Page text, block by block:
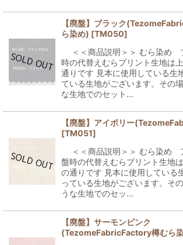
【廃盤】ブラック
ら染め) [TM050]
＜＜商品説明＞＞ むら染め
時の代替えむらプリント生地は
通りです 見本に使用している生
ている生地がございます。その
な生地でのセット…
【廃盤】アイボリー
[TM051]
＜＜商品説明＞＞ むら染め
盤時の代替えむらプリント生地
の通りです 見本に使用している
っている生地がございます。そ
うな生地でのセッ…
【廃盤】サーモンピンク
(TezomeFabricFactory樽むら